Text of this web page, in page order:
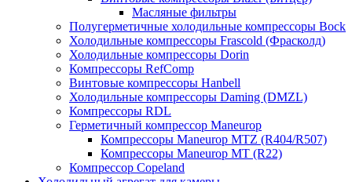
Масляные фильтры
Полугерметичные холодильные компрессоры Bock
Холодильные компрессоры Frascold (Фрасколд)
Холодильные компрессоры Dorin
Компрессоры RefComp
Винтовые компрессоры Hanbell
Холодильные компрессоры Daming (DMZL)
Компрессоры RDL
Герметичный компрессор Maneurop
Компрессоры Maneurop MTZ (R404/R507)
Компрессоры Maneurop MT (R22)
Компрессор Copeland